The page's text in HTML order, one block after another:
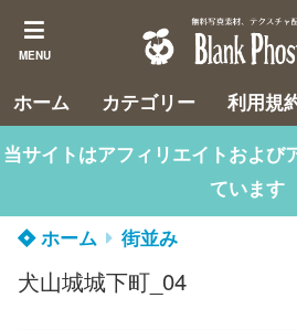
MENU
ホーム カテゴリー 利用規
当サイトはアフィリエイトおよび
ています
ホーム
街並み
犬山城城下町_04